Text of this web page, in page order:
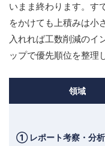
いまま終わります。す
をかけても上積みは小
入れれば工数削減のイ
ップで優先順位を整理
領域
① レポート考察・分